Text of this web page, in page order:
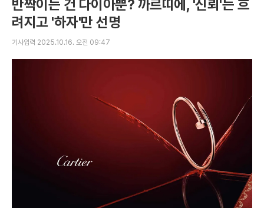
기
반짝이는 건 다이아뿐? 까르띠에, '신뢰'는 흐
려지고 '하자'만 선명
기사입력 2025.10.16. 오전 09:47